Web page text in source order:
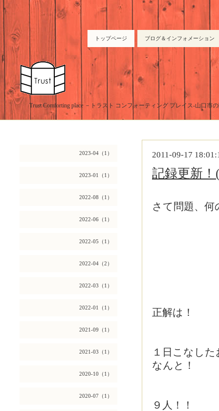
トップページ ブログ＆インフォメーション
Trust Comforting place －トラスト コンフォーティング プレイス-山口市
2023-04（1）
2023-01（1）
2022-08（1）
2022-06（1）
2022-05（1）
2022-04（2）
2022-03（1）
2022-01（1）
2021-09（1）
2021-03（1）
2020-10（1）
2020-07（1）
2011-09-17
記録更新！
さて問題、
正解は！
１日こなし
なんと！
９人！！